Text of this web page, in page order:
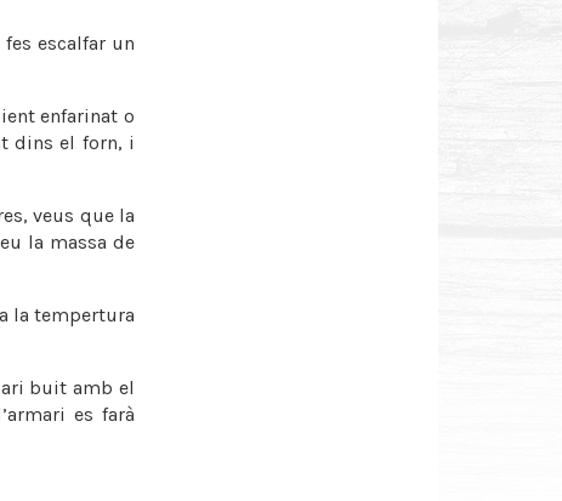
escalfar un
enfarinat o
dins el forn, i
veus que la
la massa de
la tempertura
buit amb el
es farà